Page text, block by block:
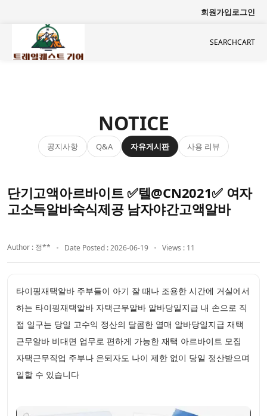
회원가입로그인
SEARCHCART
NOTICE
공지사항 Q&A 자유게시판 사용 리뷰
단기고액아르바이트 ✅텔@CN2021✅ 여자
고소득알바숙식제공 남자야간고액알바
Author : 정** Date Posted : 2026-06-19 Views : 11
타이핑재택알바 주부들이 아기 잘 때나 조용한 시간에 거실에서
하는 타이핑재택알바 자택근무알바 알바당일지급 내 손으로 직
접 일구는 당일 고수익 정산의 달콤한 열매 알바당일지급 재택
근무알바 비대면 업무로 편하게 가능한 재택 아르바이트 모집
자택근무직업 주부나 은퇴자도 나이 제한 없이 당일 정산받으며
일할 수 있습니다